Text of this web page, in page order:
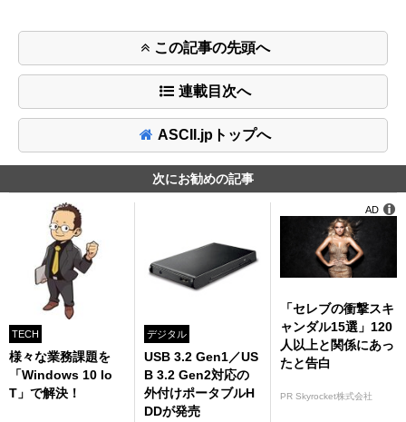
この記事の先頭へ
連載目次へ
ASCII.jpトップへ
次にお勧めの記事
TECH
様々な業務課題を
「Windows 10 Io
T」で解決！
デジタル
USB 3.2 Gen1／US
B 3.2 Gen2対応の
外付けポータブルH
DDが発売
「セレブの衝撃スキ
ャンダル15選」120
人以上と関係にあっ
たと告白
PR Skyrocket株式会社
AD